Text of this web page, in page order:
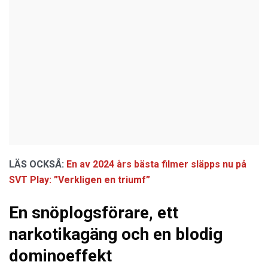
LÄS OCKSÅ: En av 2024 års bästa filmer släpps nu på
SVT Play: ”Verkligen en triumf”
En snöplogsförare, ett
narkotikagäng och en blodig
dominoeffekt